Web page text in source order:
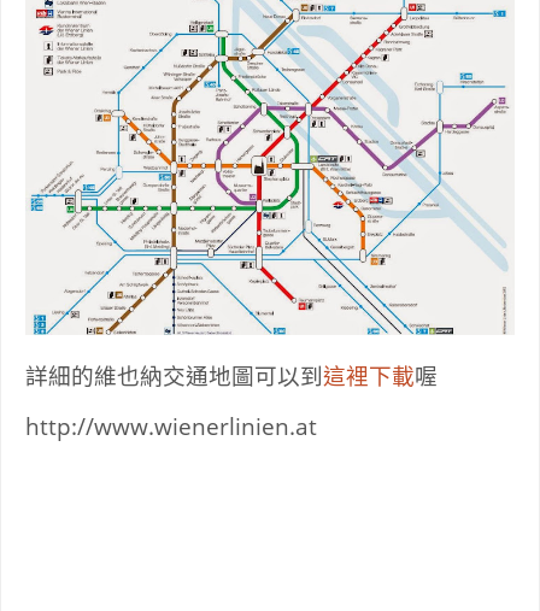
詳細的維也納交通地圖可以到這裡下載喔
http://www.wienerlinien.at